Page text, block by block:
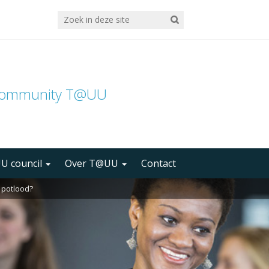
T@UU
council Over T@UU Contact